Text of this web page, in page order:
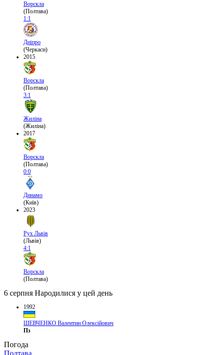
Ворскла
(Полтава)
1:1
Дніпро
(Черкаси)
2015
Ворскла
(Полтава)
3:1
Жиліна
(Жиліна)
2017
Ворскла
(Полтава)
0:0
Динамо
(Київ)
2023
Рух Львів
(Львів)
4:1
Ворскла
(Полтава)
6 серпня Народилися у цей день
1992
ШЕВЧЕНКО Валентин Олексійович
Пз
Погода